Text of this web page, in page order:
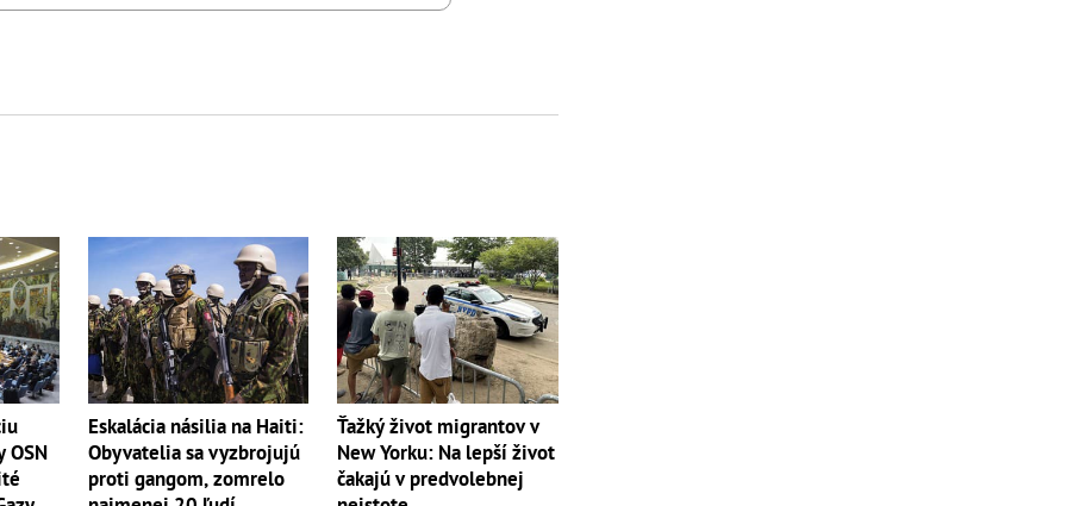
OSN
Eskalácia násilia na Haiti:
Obyvatelia sa vyzbrojujú
proti gangom, zomrelo
Ťažký život migrantov v
New Yorku: Na lepší život
čakajú v predvolebnej